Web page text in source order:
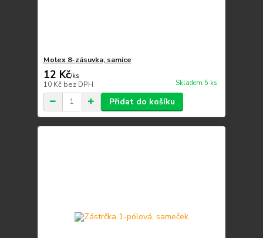
Molex 8-zásuvka, samice
12 Kč/ks
10 Kč bez DPH Skladem 5 ks
Přidat do košíku